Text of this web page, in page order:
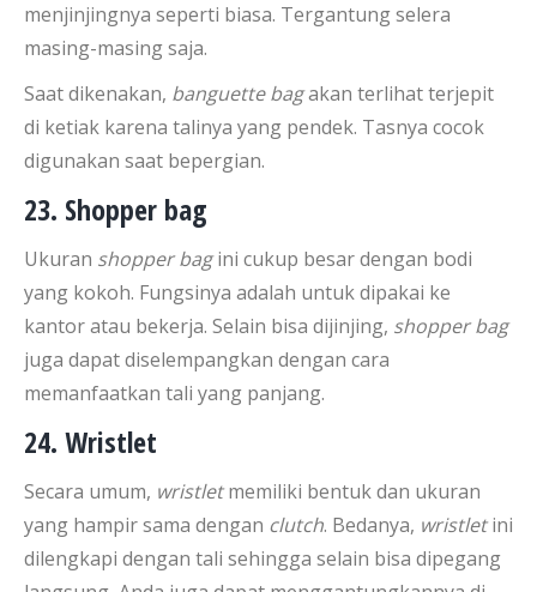
menjinjingnya seperti biasa. Tergantung selera
masing-masing saja.
Saat dikenakan, banguette bagakan terlihat terjepit
di ketiak karena talinya yang pendek. Tasnya cocok
digunakan saat bepergian.
23. Shopper bag
Ukuran shopper bagini cukup besar dengan bodi
yang kokoh. Fungsinya adalah untuk dipakai ke
kantor atau bekerja. Selain bisa dijinjing, shopper bag
juga dapat diselempangkan dengan cara
memanfaatkan tali yang panjang.
24. Wristlet
Secara umum, wristletmemiliki bentuk dan ukuran
yang hampir sama dengan clutch. Bedanya, wristletini
dilengkapi dengan tali sehingga selain bisa dipegang